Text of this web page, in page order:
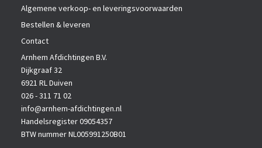
Algemene verkoop- en leveringsvoorwaarden
Bestellen & leveren
Contact
Arnhem Afdichtingen B.V.
Dijkgraaf 32
6921 RL Duiven
026 - 311 71 02
info@arnhem-afdichtingen.nl
Handelsregister 09054357
BTW nummer NL005991250B01